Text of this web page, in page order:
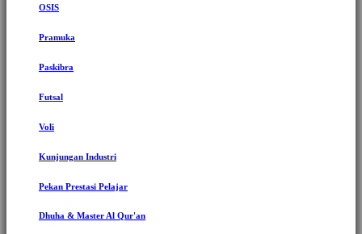
OSIS
Pramuka
Paskibra
Futsal
Voli
Kunjungan Industri
Pekan Prestasi Pelajar
Dhuha & Master Al Qur'an